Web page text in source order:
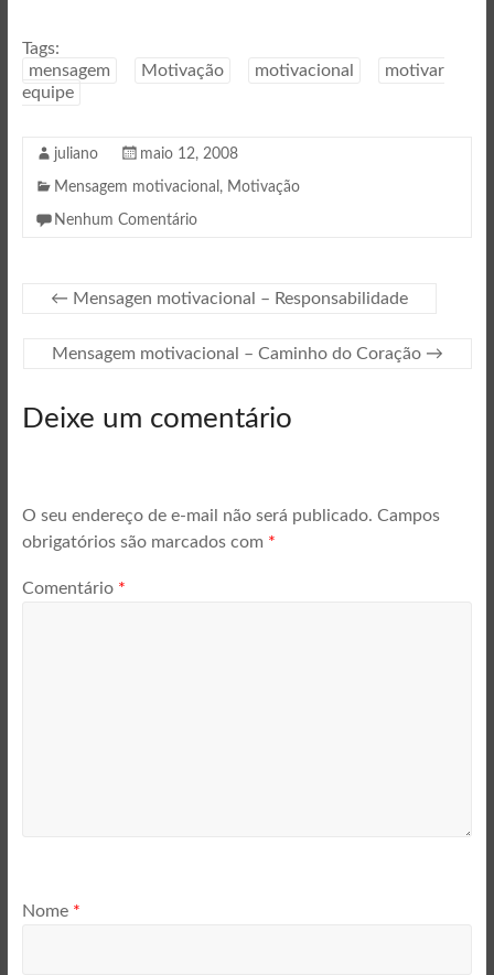
Tags:
mensagem
Motivação motivacional
motivar
equipe
juliano maio 12, 2008
Mensagem motivacional , Motivação
Nenhum Comentário
← Mensagen motivacional – Responsabilidade
Mensagem motivacional – Caminho do Coração →
Deixe um comentário
O seu endereço de e-mail não será publicado. Campos
obrigatórios são marcados com *
Comentário *
Nome *